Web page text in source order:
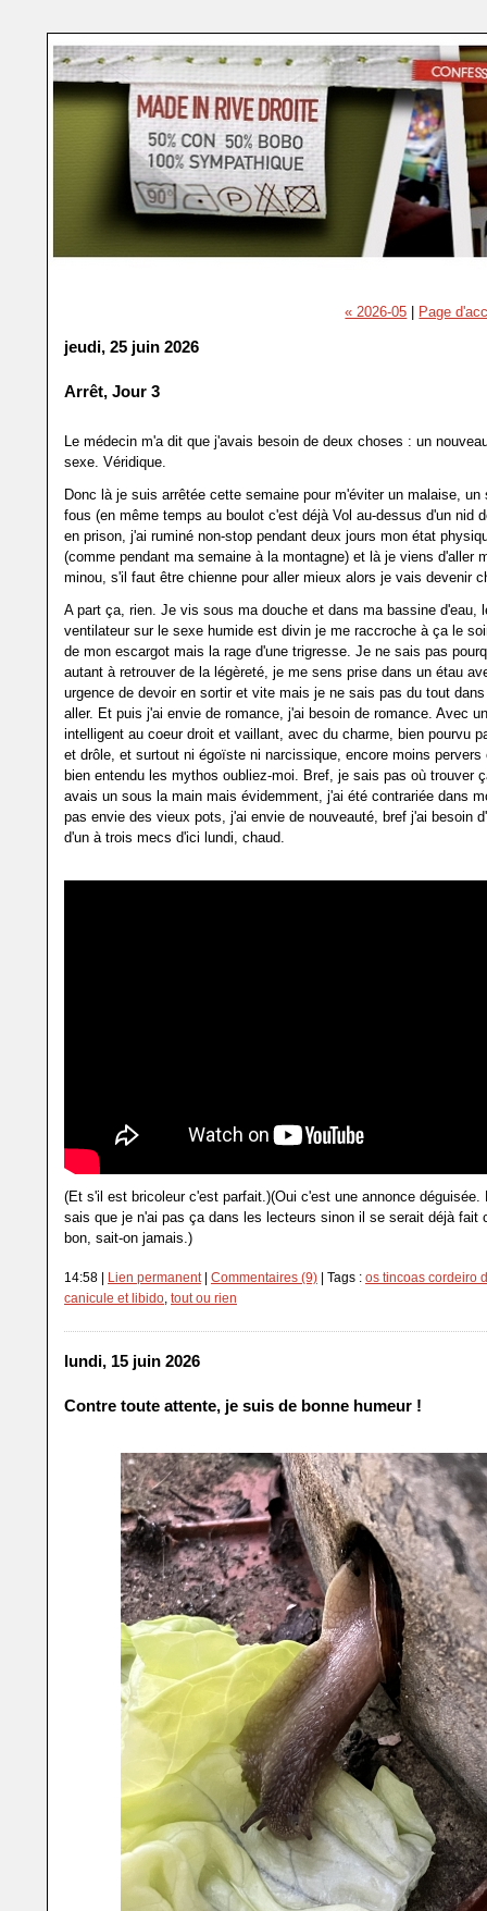
« 2026-05 Page
jeudi, 25 juin 2026
Arrêt, Jour 3
Le médecin m'a dit que j'avais besoin de deux choses : un
sexe. Véridique.
Donc là je suis arrêtée cette semaine pour m'éviter un malaise, un
fous (en même temps au boulot c'est déjà Vol au-dessus d'un nid
en prison, j'ai ruminé non-stop pendant deux jours mon état
(comme pendant ma semaine à la montagne) et là je viens d'aller
minou, s'il faut être chienne pour aller mieux alors je vais devenir
A part ça, rien. Je vis sous ma douche et dans ma bassine d'eau,
ventilateur sur le sexe humide est divin je me raccroche à ça le
de mon escargot mais la rage d'une trigresse. Je ne sais pas
autant à retrouver de la légèreté, je me sens prise dans un étau
urgence de devoir en sortir et vite mais je ne sais pas du tout
aller. Et puis j'ai envie de romance, j'ai besoin de romance. Avec
intelligent au coeur droit et vaillant, avec du charme, bien pourvu
et drôle, et surtout ni égoïste ni narcissique, encore moins pervers
bien entendu les mythos oubliez-moi. Bref, je sais pas où trouver
avais un sous la main mais évidemment, j'ai été contrariée dans
pas envie des vieux pots, j'ai envie de nouveauté, bref j'ai besoin
d'un à trois mecs d'ici lundi, chaud.
(Et s'il est bricoleur c'est parfait.)(Oui c'est une annonce déguisée.
sais que je n'ai pas ça dans les lecteurs sinon il se serait déjà fait
bon, sait-on jamais.)
14:58 | Lien permanent| Commentaires (9) | Tags : os tincoas cordeiro
canicule et libido, tout ou rien
lundi, 15 juin 2026
Contre toute attente, je suis de bonne humeur !